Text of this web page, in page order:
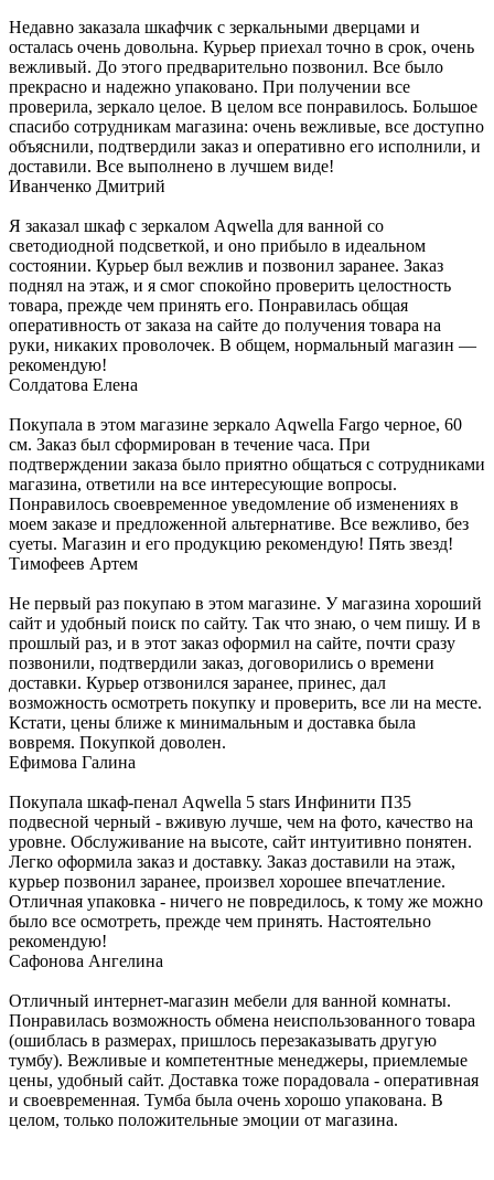
Недавно заказала шкафчик с зеркальными дверцами и
осталась очень довольна. Курьер приехал точно в срок, очень
вежливый. До этого предварительно позвонил. Все было
прекрасно и надежно упаковано. При получении все
проверила, зеркало целое. В целом все понравилось. Большое
спасибо сотрудникам магазина: очень вежливые, все доступно
объяснили, подтвердили заказ и оперативно его исполнили, и
доставили. Все выполнено в лучшем виде!
Иванченко Дмитрий
Я заказал шкаф с зеркалом Aqwella для ванной со
светодиодной подсветкой, и оно прибыло в идеальном
состоянии. Курьер был вежлив и позвонил заранее. Заказ
поднял на этаж, и я смог спокойно проверить целостность
товара, прежде чем принять его. Понравилась общая
оперативность от заказа на сайте до получения товара на
руки, никаких проволочек. В общем, нормальный магазин —
рекомендую!
Солдатова Елена
Покупала в этом магазине зеркало Aqwella Fargo черное, 60
см. Заказ был сформирован в течение часа. При
подтверждении заказа было приятно общаться с сотрудниками
магазина, ответили на все интересующие вопросы.
Понравилось своевременное уведомление об изменениях в
моем заказе и предложенной альтернативе. Все вежливо, без
суеты. Магазин и его продукцию рекомендую! Пять звезд!
Тимофеев Артем
Не первый раз покупаю в этом магазине. У магазина хороший
сайт и удобный поиск по сайту. Так что знаю, о чем пишу. И в
прошлый раз, и в этот заказ оформил на сайте, почти сразу
позвонили, подтвердили заказ, договорились о времени
доставки. Курьер отзвонился заранее, принес, дал
возможность осмотреть покупку и проверить, все ли на месте.
Кстати, цены ближе к минимальным и доставка была
вовремя. Покупкой доволен.
Ефимова Галина
Покупала шкаф-пенал Aqwella 5 stars Инфинити П35
подвесной черный - вживую лучше, чем на фото, качество на
уровне. Обслуживание на высоте, сайт интуитивно понятен.
Легко оформила заказ и доставку. Заказ доставили на этаж,
курьер позвонил заранее, произвел хорошее впечатление.
Отличная упаковка - ничего не повредилось, к тому же можно
было все осмотреть, прежде чем принять. Настоятельно
рекомендую!
Сафонова Ангелина
Отличный интернет-магазин мебели для ванной комнаты.
Понравилась возможность обмена неиспользованного товара
(ошиблась в размерах, пришлось перезаказывать другую
тумбу). Вежливые и компетентные менеджеры, приемлемые
цены, удобный сайт. Доставка тоже порадовала - оперативная
и своевременная. Тумба была очень хорошо упакована. В
целом, только положительные эмоции от магазина.